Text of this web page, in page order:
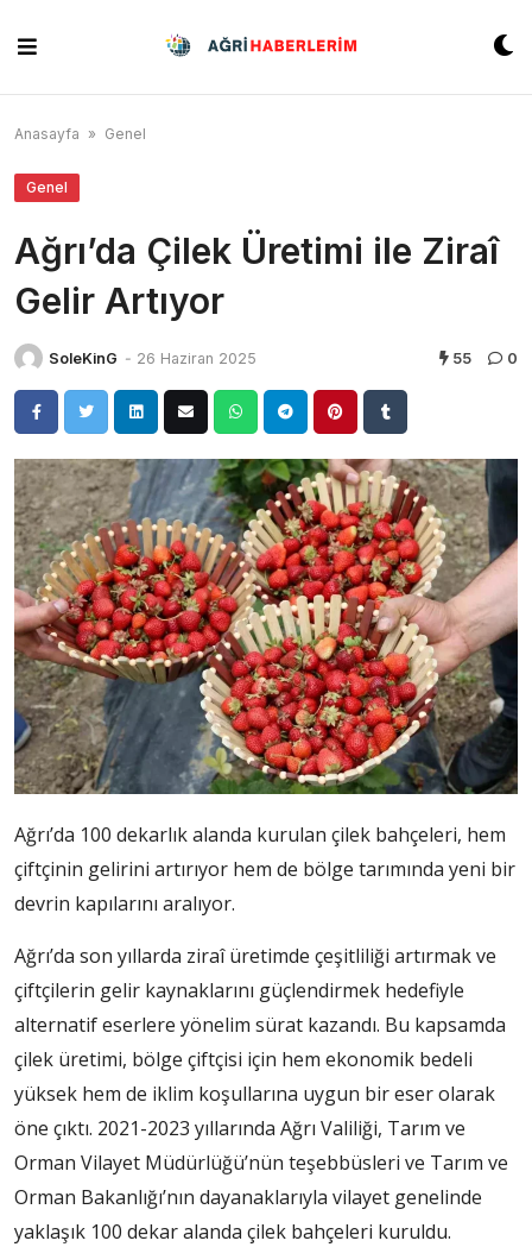
content
Anasayfa » Genel
Genel
Ağrı’da Çilek Üretimi ile Ziraî
Gelir Artıyor
SoleKinG - 26 Haziran 2025 55 0
Ağrı’da 100 dekarlık alanda kurulan çilek bahçeleri, hem
çiftçinin gelirini artırıyor hem de bölge tarımında yeni bir
devrin kapılarını aralıyor.
Ağrı’da son yıllarda ziraî üretimde çeşitliliği artırmak ve
çiftçilerin gelir kaynaklarını güçlendirmek hedefiyle
alternatif eserlere yönelim sürat kazandı. Bu kapsamda
çilek üretimi, bölge çiftçisi için hem ekonomik bedeli
yüksek hem de iklim koşullarına uygun bir eser olarak
öne çıktı. 2021-2023 yıllarında Ağrı Valiliği, Tarım ve
Orman Vilayet Müdürlüğü’nün teşebbüsleri ve Tarım ve
Orman Bakanlığı’nın dayanaklarıyla vilayet genelinde
yaklaşık 100 dekar alanda çilek bahçeleri kuruldu.